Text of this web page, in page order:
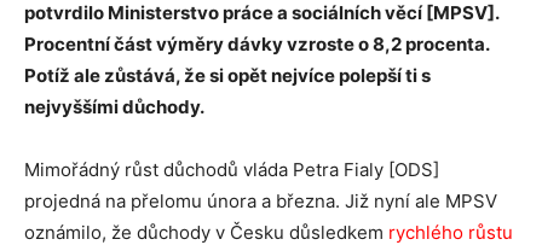
potvrdilo Ministerstvo práce a sociálních věcí [MPSV].
Procentní část výměry dávky vzroste o 8,2 procenta.
Potíž ale zůstává, že si opět nejvíce polepší ti s
nejvyššími důchody.
Mimořádný růst důchodů vláda Petra Fialy [ODS]
projedná na přelomu února a března. Již nyní ale MPSV
oznámilo, že důchody v Česku důsledkem rychlého růstu